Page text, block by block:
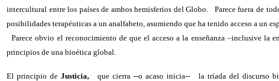
intercultural entre los países de ambos hemisferios del Globo.
Parece fuera de
posibilidades terapéuticas a un analfabeto, asumiendo que ha tenido acceso a un
Parece obvio el reconocimiento de que el acceso a la enseñanza –inclusive
principios de una bioética global.
El principio de Justicia, que cierra --o acaso inicia-- la tríada del discurso